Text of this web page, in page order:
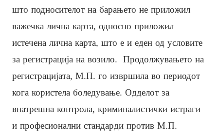
што подносителот на барањето не приложил
важечка лична карта, односно приложил
истечена лична карта, што е и еден од условите
за регистрација на возило. Продолжувањето на
регистрацијата, М.П. го извршила во периодот
кога користела боледување. Одделот за
внатрешна контрола, криминалистички истраги
и професионални стандарди против М.П.